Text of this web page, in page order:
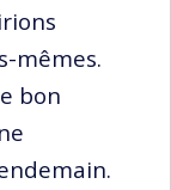
mêmes.
bon